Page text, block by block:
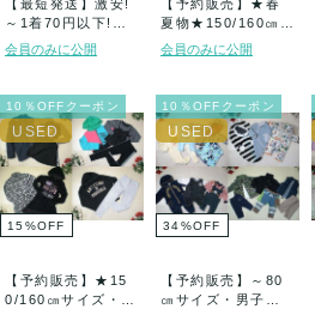
【最短発送】激安!
～1着70円以下!古
着おまかせピ...
会員のみに公開
【予約販売】★春
夏物★150/160㎝サ
イズ・女の...
会員のみに公開
10％OFFクーポン
15 %OFF
【予約販売】★15
0/160㎝サイズ・女
10％OFFクーポン
34%OFF
【予約販売】～80
㎝サイズ・男子・